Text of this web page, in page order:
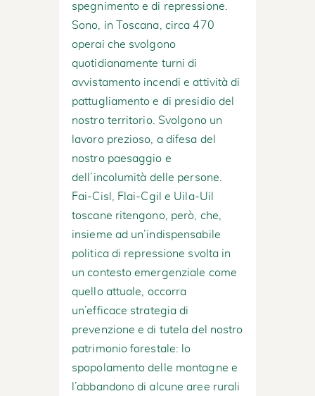
spegnimento e di repressione.
Sono, in Toscana, circa 470
operai che svolgono
quotidianamente turni di
avvistamento incendi e attività di
pattugliamento e di presidio del
nostro territorio. Svolgono un
lavoro prezioso, a difesa del
nostro paesaggio e
dell’incolumità delle persone.
Fai-Cisl, Flai-Cgil e Uila-Uil
toscane ritengono, però, che,
insieme ad un’indispensabile
politica di repressione svolta in
un contesto emergenziale come
quello attuale, occorra
un’efficace strategia di
prevenzione e di tutela del nostro
patrimonio forestale: lo
spopolamento delle montagne e
l’abbandono di alcune aree rurali